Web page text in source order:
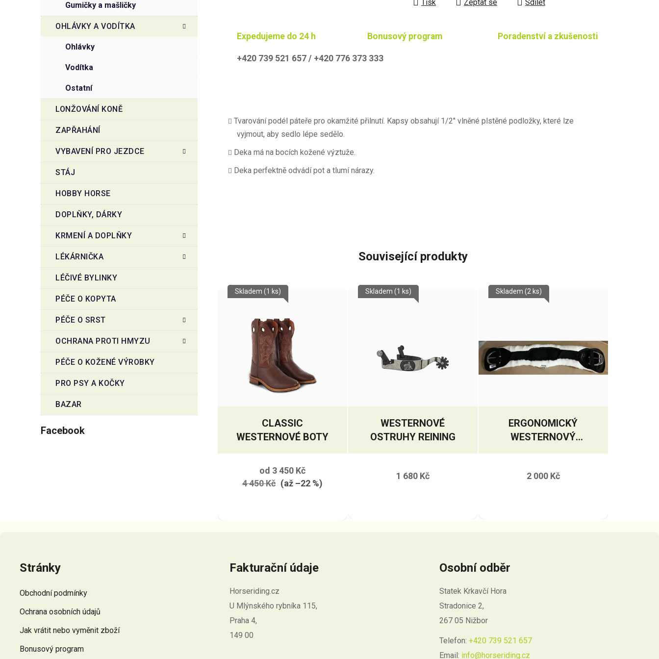
gumičky a mašličky
OHLÁVKY A VODÍTKA
ohlávky
vodítka
ostatní
LONŽOVÁNÍ KONĚ
ZAPŘAHÁNÍ
VYBAVENÍ PRO JEZDCE
STÁJ
HOBBY HORSE
DOPLŇKY, DÁRKY
KRMENÍ A DOPLŇKY
LÉKÁRNIČKA
LÉČIVÉ BYLINKY
PÉČE O KOPYTA
PÉČE O SRST
OCHRANA PROTI HMYZU
PÉČE O KOŽENÉ VÝROBKY
PRO PSY A KOČKY
BAZAR
Facebook
Tisk Zeptat se Sdílet
Expedujeme do 24 h Bonusový program Poradenství a zkušenosti
+420 739 521 657 / +420 776 373 333
Tvarování podél páteře pro okamžité přilnutí. Kapsy obsahují 1/2" vlněné plstěné podložky, které lze
vyjmout, aby sedlo lépe sedělo.
Deka má na bocích kožené výztuže.
Deka perfektně odvádí pot a tlumí nárazy.
Související produkty
CLASSIC
WESTERNOVÉ BOTY
Skladem (1 ks)
od 3 450 Kč
4 450 Kč (až –22 %)
WESTERNOVÉ
OSTRUHY REINING
Skladem (1 ks)
1 680 Kč
ERGONOMICKÝ
WESTERNOVÝ
PODBŘIŠNÍK S
Skladem (2 ks)
2 000 Kč
Stránky
Obchodní podmínky
Ochrana osobních údajů
Jak vrátit nebo vyměnit zboží
Bonusový program
Fakturační údaje
Horseriding.cz
U Mlýnského rybníka 115,
Praha 4,
149 00
Osobní odběr
Statek Krkavčí Hora
Stradonice 2,
267 05 Nižbor
Telefon: +420 739 521 657
Email: info@horseriding.cz